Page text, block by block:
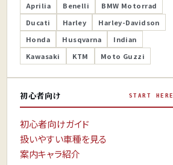
Aprilia Benelli
BMW Motorrad
Ducati
Harley
Harley-Davidson
Honda
Husqvarna
Indian
Kawasaki
KTM Moto Guzzi
初心者向け START HERE
初心者向けガイド
扱いやすい車種を見る
案内キャラ紹介